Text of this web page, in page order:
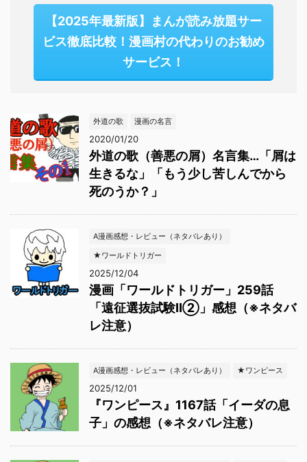
【2025年最新版】まんが読み放題サー
ビス徹底比較！漫画村の代わりのお勧め
サービス！
外道の歌 漫画の名言
2020/01/20
外道の歌（善悪の屑）名言集…「屑は
生きるな」「もう少し苦しんでから
死のうか？」
A漫画感想・レビュー（ネタバレあり）
★ワールドトリガー
2025/12/04
漫画「ワールドトリガー」259話
「遠征選抜試験Ⅱ②」感想（※ネタバ
レ注意）
A漫画感想・レビュー（ネタバレあり） ★ワンピース
2025/12/01
『ワンピース』1167話「イーダの息
子」の感想（※ネタバレ注意）